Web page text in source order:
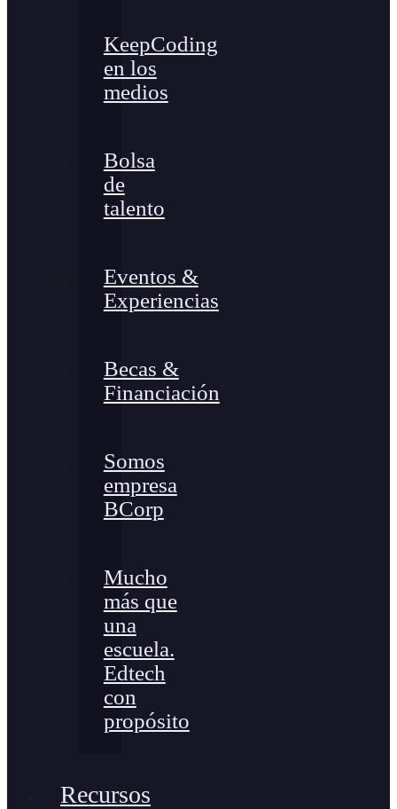
KeepCoding
en los
medios
Bolsa
de
talento
Eventos &
Experiencias
Becas &
Financiación
Somos
empresa
BCorp
Mucho
más que
una
escuela.
Edtech
con
propósito
Recursos